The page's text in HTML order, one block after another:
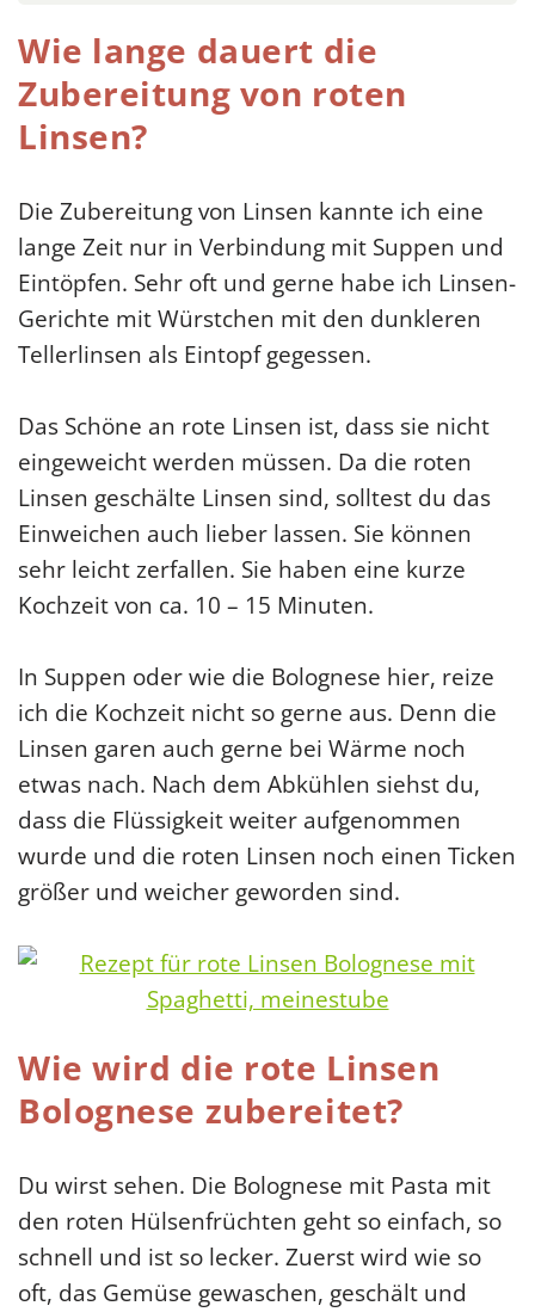
Wie lange dauert die
Zubereitung von roten
Linsen?
Die Zubereitung von Linsen kannte ich eine
lange Zeit nur in Verbindung mit Suppen und
Eintöpfen. Sehr oft und gerne habe ich Linsen-
Gerichte mit Würstchen mit den dunkleren
Tellerlinsen als Eintopf gegessen.
Das Schöne an rote Linsen ist, dass sie nicht
eingeweicht werden müssen. Da die roten
Linsen geschälte Linsen sind, solltest du das
Einweichen auch lieber lassen. Sie können
sehr leicht zerfallen. Sie haben eine kurze
Kochzeit von ca. 10 – 15 Minuten.
In Suppen oder wie die Bolognese hier, reize
ich die Kochzeit nicht so gerne aus. Denn die
Linsen garen auch gerne bei Wärme noch
etwas nach. Nach dem Abkühlen siehst du,
dass die Flüssigkeit weiter aufgenommen
wurde und die roten Linsen noch einen Ticken
größer und weicher geworden sind.
Wie wird die rote Linsen
Bolognese zubereitet?
Du wirst sehen. Die Bolognese mit Pasta mit
den roten Hülsenfrüchten geht so einfach, so
schnell und ist so lecker. Zuerst wird wie so
oft, das Gemüse gewaschen, geschält und